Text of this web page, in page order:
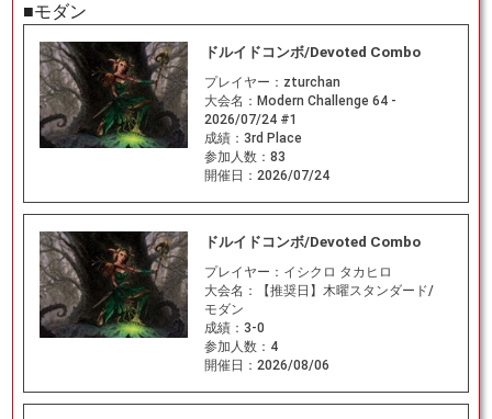
■モダン
ドルイドコンボ/Devoted Combo
プレイヤー： zturchan
大会名： Modern Challenge 64 -
2026/07/24 #1
成績： 3rd Place
参加人数： 83
開催日： 2026/07/24
ドルイドコンボ/Devoted Combo
プレイヤー： イシクロ タカヒロ
大会名：
【推奨日】木曜スタンダード/
モダン
成績： 3-0
参加人数： 4
開催日： 2026/08/06